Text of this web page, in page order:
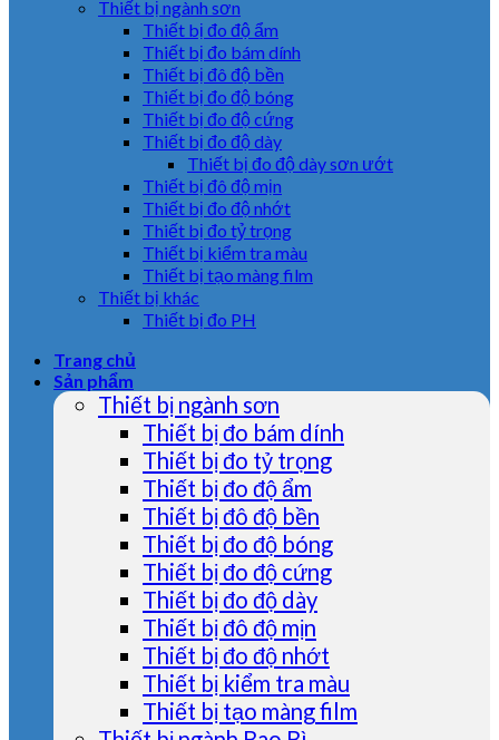
Thiết bị ngành sơn
Thiết bị đo độ ẩm
Thiết bị đo bám dính
Thiết bị đô độ bền
Thiết bị đo độ bóng
Thiết bị đo độ cứng
Thiết bị đo độ dày
Thiết bị đo độ dày sơn ướt
Thiết bị đô độ mịn
Thiết bị đo độ nhớt
Thiết bị đo tỷ trọng
Thiết bị kiểm tra màu
Thiết bị tạo màng film
Thiết bị khác
Thiết bị đo PH
Trang chủ
Sản phẩm
Thiết bị ngành sơn
Thiết bị đo bám dính
Thiết bị đo tỷ trọng
Thiết bị đo độ ẩm
Thiết bị đô độ bền
Thiết bị đo độ bóng
Thiết bị đo độ cứng
Thiết bị đo độ dày
Thiết bị đô độ mịn
Thiết bị đo độ nhớt
Thiết bị kiểm tra màu
Thiết bị tạo màng film